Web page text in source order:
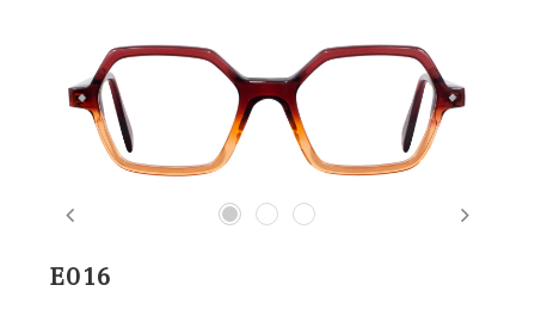
Previous Next
E016